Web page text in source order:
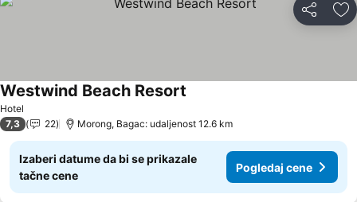
Deli
Hotel
Westwind Beach Resort
7,3 22 Morong, Bagac: udaljenost 12.6 km
Izaberi datume da bi se prikazale
tačne cene
Pogledaj cene